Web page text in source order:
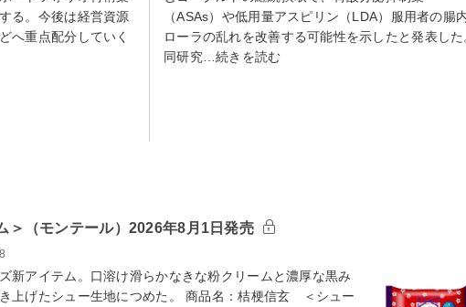
る。今後は経営資源
へ重点配分していく
（ASAs）や低用量アスピリン（LDA）服用者の腸
ローラの乱れを改善する可能性を示したと発表した
同研究…続きを読む
（モンテール）2026年8月1日発売
新アイテム。口溶け滑らかなきな粉クリームと濃厚な黒み
上げたシュー生地につめた。 商品名：桔梗信玄 ＜シュー